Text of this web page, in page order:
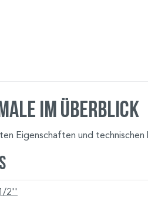
im Überblick
Eigenschaften und
2''